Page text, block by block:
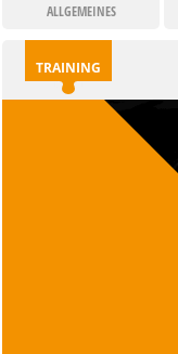
ALLGEMEINES
TRAINING